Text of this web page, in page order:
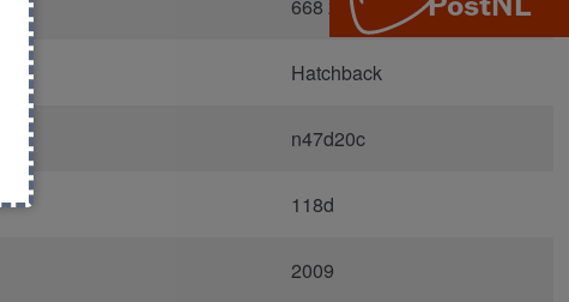
668 zwart 2
Hatchback
n47d20c
118d
2009